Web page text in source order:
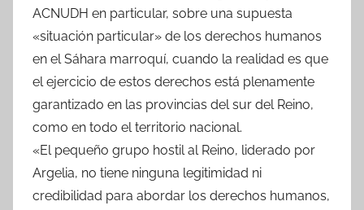
ACNUDH en particular, sobre una supuesta
«situación particular» de los derechos humanos
en el Sáhara marroquí, cuando la realidad es que
el ejercicio de estos derechos está plenamente
garantizado en las provincias del sur del Reino,
como en todo el territorio nacional.
«El pequeño grupo hostil al Reino, liderado por
Argelia, no tiene ninguna legitimidad ni
credibilidad para abordar los derechos humanos,